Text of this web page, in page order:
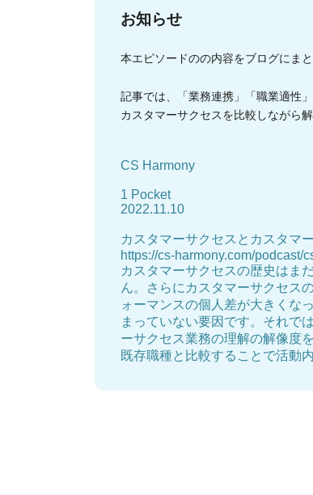
お知らせ
本エピソードのの内容をブログにまと
記事では、「業務連携」「職業適性
カスタマーサクセスを比較しながら解
CS Harmony
1 Pocket
2022.11.10
カスタマーサクセスとカスタマ
https://cs-harmony.com/podcast/
カスタマーサクセスの歴史はま
ん。さらにカスタマーサクセス
ォーマンスの個人差が大きくな
まっていない要因です。それで
ーサクセス業務の理解の解像度
既存職種と比較することで活動